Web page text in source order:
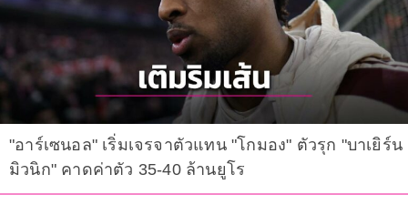
"อาร์เซนอล" เริ่มเจรจาตัวแทน "โกมอง" ตัวรุก "บาเยิร์น
มิวนิก" คาดค่าตัว 35-40 ล้านยูโร